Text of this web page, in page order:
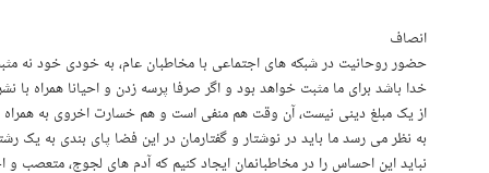
انصاف
حضور روحانیت در شبکه های اجتماعی با مخاطبان عام، به خودی خود نه
خدا باشد برای ما مثبت خواهد بود و اگر صرفا پرسه زدن و احیانا همراه با
از یک مبلغ دینی نیست، آن وقت هم منفی است و هم خسارت اخروی به همراه
به نظر می رسد ما باید در نوشتار و گفتارمان در این فضا پای بندی به یک
نباید این احساس را در مخاطبانمان ایجاد کنیم که آدم های لجوج، متعصب